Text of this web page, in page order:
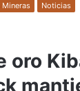
Mineras Noticias
oro